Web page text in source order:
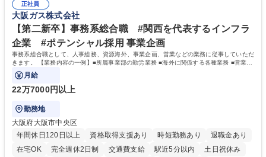
道路施設や道路工事現場の見学ツアー事業 ※入社後は上記いずれかの部門
へ配属。※業務内容変更の範囲：会社の定める業務 募集職種 【都庁グル
ープ】総合職（事務）◇残業月平均9時間未満／有給年平均16日取得
部門など多岐に渡る業務を経験できます。 ■様々なプロジェクト：駐車場
事業の他、新宿駅西口広場内に設置された照明を兼ねた広告「ブライトサ
イン」の管理運営を行うなど、事業収益を生み出す活動を積極的に行って
います。 学歴・資格 学歴：大学院 大学 高専 短大 専修学校 高校 語学力：
資格：
正社員
大阪ガス株式会社
【第二新卒】事務系総合職 #関西を代表するインフラ
企業 #ポテンシャル採用 事業企画
事務系総合職として、人事総務、資源海外、事業企画、営業などの業務に従事していただ
きます。 【業務内容の一例】■所属事業部の勤労業務 ■海外に関係する各種業務 ■営業部
門の企画スタッフ、ルート営業
月給
22万7000円以上
勤務地
大阪府大阪市中央区
年間休日120日以上
資格取得支援あり 時短勤務あり
退職金あり
在宅OK
完全週休2日制 交通費支給 駅近5分以内
土日祝休み